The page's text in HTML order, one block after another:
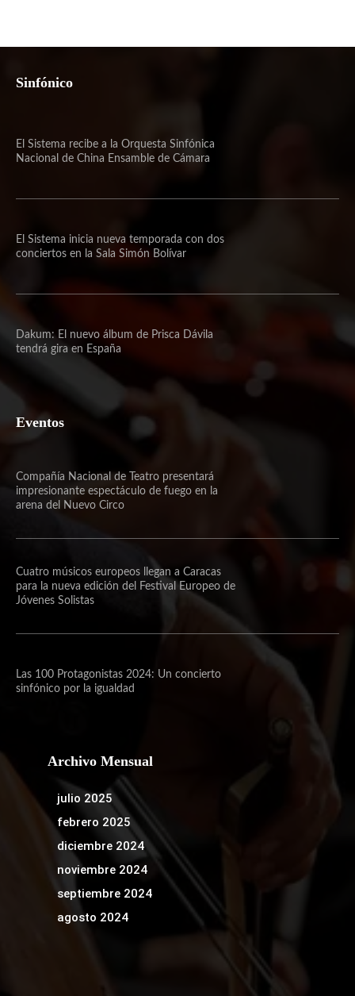
Sinfónico
El Sistema recibe a la Orquesta Sinfónica
Nacional de China Ensamble de Cámara
El Sistema inicia nueva temporada con dos
conciertos en la Sala Simón Bolívar
Dakum: El nuevo álbum de Prisca Dávila
tendrá gira en España
Eventos
Compañía Nacional de Teatro presentará
impresionante espectáculo de fuego en la
arena del Nuevo Circo
Cuatro músicos europeos llegan a Caracas
para la nueva edición del Festival Europeo de
Jóvenes Solistas
Las 100 Protagonistas 2024: Un concierto
sinfónico por la igualdad
Archivo Mensual
julio 2025
febrero 2025
diciembre 2024
noviembre 2024
septiembre 2024
agosto 2024